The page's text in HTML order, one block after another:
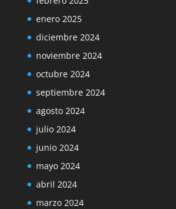
enero 2025
diciembre 2024
noviembre 2024
octubre 2024
septiembre 2024
agosto 2024
julio 2024
junio 2024
mayo 2024
abril 2024
marzo 2024